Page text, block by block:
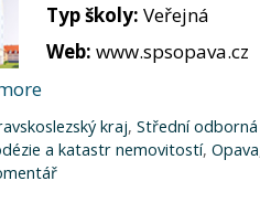
Typ školy: Veřejná
Web: www.spsopava.cz
kraj, Střední odborná
a katastr nemovitostí, Opava